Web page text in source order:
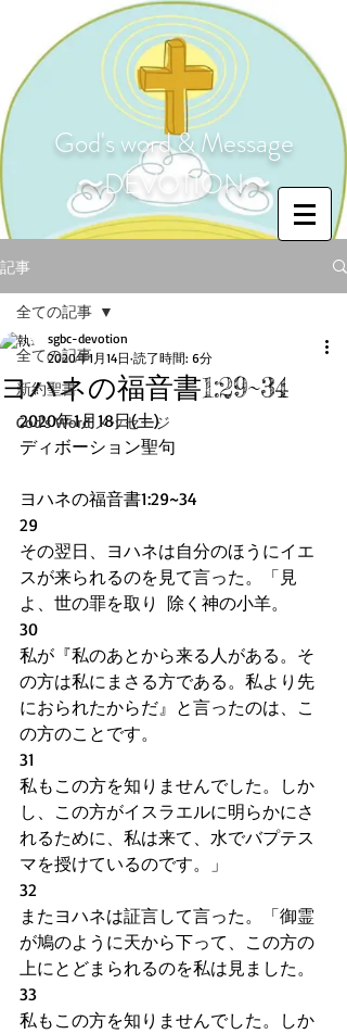
God's word & Message
〜DEVOTION〜
記事
全ての記事
新約聖書
God's Word メッセージ
全ての記事
ヨハネの福音書1:29~34
sgbc-devotion
2020年1月14日 読了時間: 6分
2020年1月18日(土)
ディボーション聖句
ヨハネの福音書1:29~34
29
その翌日、ヨハネは自分のほうにイエ
スが来られるのを見て言った。「見
よ、世の罪を取り  除く神の小羊。
30
私が『私のあとから来る人がある。そ
の方は私にまさる方である。私より先
におられたからだ』と言ったのは、こ
の方のことです。
31
私もこの方を知りませんでした。しか
し、この方がイスラエルに明らかにさ
れるために、私は来て、水でバプテス
マを授けているのです。」
32
またヨハネは証言して言った。「御霊
が鳩のように天から下って、この方の
上にとどまられるのを私は見ました。
33
私もこの方を知りませんでした。しか